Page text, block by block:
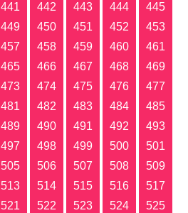
441 442 443 444
445
449 450 451 452
453
457 458 459 460
461
465 466 467 468
469
473 474 475 476
477
481 482 483 484
485
489 490 491 492
493
497 498 499 500
501
505 506 507 508
509
513 514 515 516
517
521 522 523 524
525